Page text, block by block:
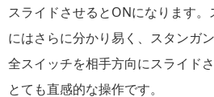
スライドさせるとONになります
にはさらに分かり易く、スタンガ
全スイッチを相手方向にスライド
とても直感的な操作です。